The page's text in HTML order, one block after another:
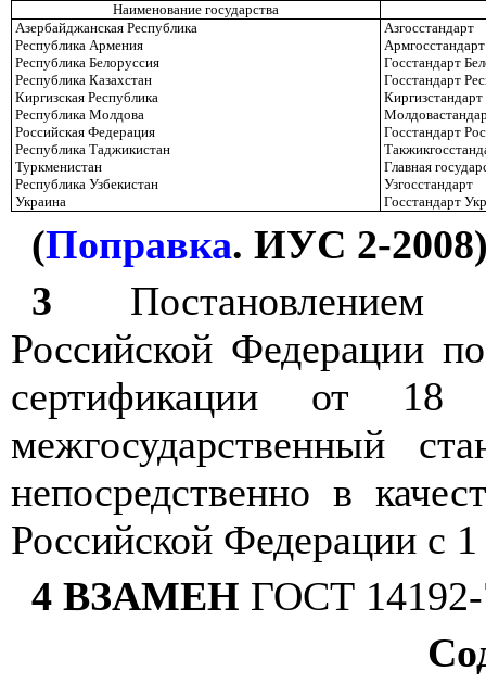
Наименование государства
Азербайджанская Республика
Азгосстандарт
Республика Армения
Армгосстандарт
Республика Белоруссия
Госстандарт
Республика Казахстан
Госстандарт
Киргизская Республика
Киргизстандарт
Республика Молдова
Российская Федерация
Госстандарт
Республика Таджикистан
Туркменистан
Главная
Республика Узбекистан
Узгосстандарт
Украина
Госстандарт
(Поправка. ИУС 2-
3 Постановлением
Российской Федерации
сертификации
межгосударственный
непосредственно в
Российской Федерации с 1
4 ВЗАМЕН ГОСТ